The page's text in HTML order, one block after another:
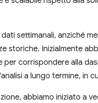
dati settimanali, anziché
storiche. Inizialmente
per corrispondere alla
a lungo termine, in
abbiamo iniziato a